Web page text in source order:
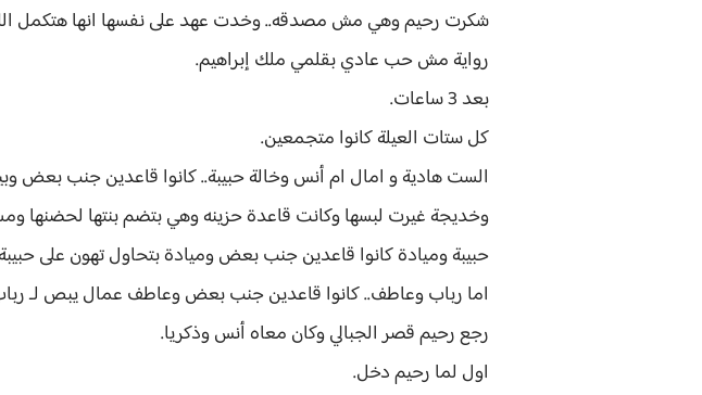
شكرت رحيم وهي مش مصدقه.. وخدت عهد على نفسها انها هتكمل اللي
رواية مش حب عادي بقلمي ملك إبراهيم.
بعد 3 ساعات.
كل ستات العيلة كانوا متجمعين.
الست هادية و امال ام أنس وخالة حبيبة.. كانوا قاعدين جنب بعض
وخديجة غيرت لبسها وكانت قاعدة حزينه وهي بتضم بنتها لحضنها
حبيبة وميادة كانوا قاعدين جنب بعض وميادة بتحاول تهون على
اما رباب وعاطف.. كانوا قاعدين جنب بعض وعاطف عمال يبص لـ
رجع رحيم قصر الجبالي وكان معاه أنس وذكريا.
اول لما رحيم دخل.